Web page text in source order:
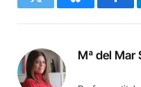
Twitter Bluesky
Mª del Mar